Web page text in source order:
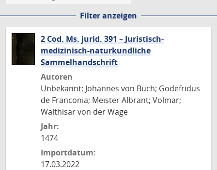
Filter anzeigen
2 Cod. Ms. jurid. 391 – Juristisch-
medizinisch-naturkundliche
Sammelhandschrift
Autoren
Unbekannt; Johannes von Buch; Godefridus
de Franconia; Meister Albrant; Volmar;
Walthisar von der Wage
Jahr:
1474
Importdatum:
17.03.2022